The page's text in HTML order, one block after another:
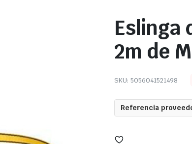
Eslinga
2m de
SKU: 5056041521498
Referencia